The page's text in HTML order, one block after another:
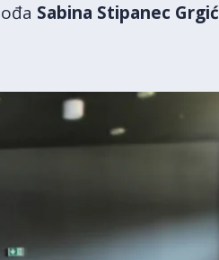
Sabina Stipanec Grgić